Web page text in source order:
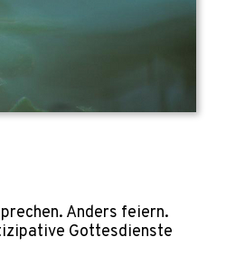
Anders feiern.
Gottesdienste